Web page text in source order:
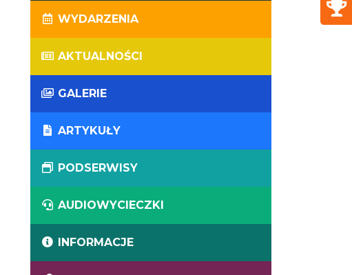
WYDARZENIA
AKTUALNOŚCI
GALERIE
ARTYKUŁY
PODSERWISY
AUDIOWYCIECZKI
INFORMACJE